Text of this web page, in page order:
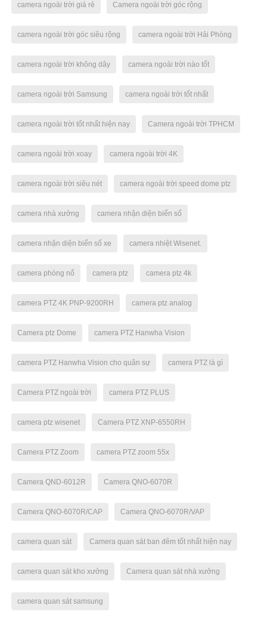
camera ngoài trời giá rẻ Camera ngoài trời góc rộng
camera ngoài trời góc siêu rộng camera ngoài trời Hải Phòng
camera ngoài trời không dây camera ngoài trời nào tốt
camera ngoài trời Samsung camera ngoài trời tốt nhất
camera ngoài trời tốt nhất hiện nay Camera ngoài trời TPHCM
camera ngoài trời xoay camera ngoài trời 4K
camera ngoài trời siêu nét camera ngoài trời speed dome ptz
camera nhà xưởng camera nhận diện biển số
camera nhận diện biển số xe camera nhiệt Wisenet.
camera phòng nổ camera ptz camera ptz 4k
camera PTZ 4K PNP-9200RH camera ptz analog
Camera ptz Dome camera PTZ Hanwha Vision
camera PTZ Hanwha Vision cho quân sự camera PTZ là gì
Camera PTZ ngoài trời camera PTZ PLUS
camera ptz wisenet Camera PTZ XNP-6550RH
Camera PTZ Zoom camera PTZ zoom 55x
Camera QND-6012R Camera QNO-6070R
Camera QNO-6070R/CAP Camera QNO-6070R/VAP
camera quan sát Camera quan sát ban đêm tốt nhất hiện nay
camera quan sát kho xưởng Camera quan sát nhà xưởng
camera quan sát samsung